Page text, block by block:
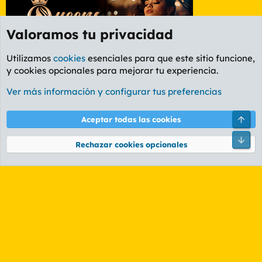
Foro Informática y Videojuegos
Cookies
PL OLDSTYLE AMARILLO
Términos y reglas Política de privacidad Ayuda
Community platform by XenForo® © 2010-2026 XenForo Ltd.
Valoramos tu privacidad
Utilizamos cookies esenciales para que este sitio funcione,
y cookies opcionales para mejorar tu experiencia.
Ver más información y configurar tus preferencias
Aceptar todas las cookies
Rechazar cookies opcionales
Pie